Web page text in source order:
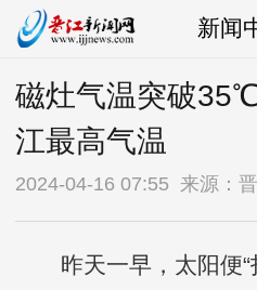
新闻
磁灶气温突破
江最高气温
2024-04-16 07:55 来源：
昨天一早，太阳便“